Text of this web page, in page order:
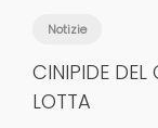
Notizie
CINIPIDE DEL
LOTTA